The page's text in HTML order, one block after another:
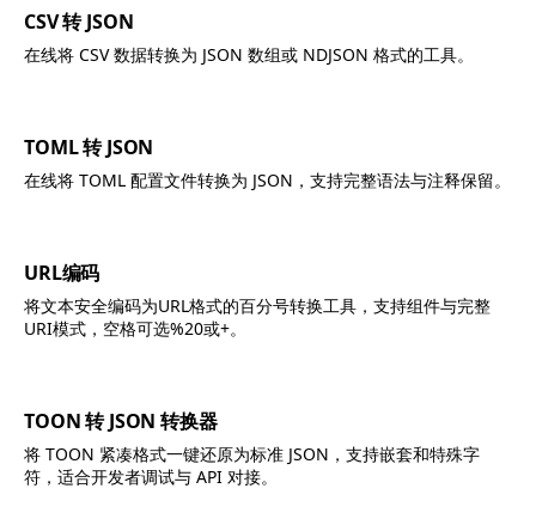
CSV 转 JSON
在线将 CSV 数据转换为 JSON 数组或 NDJSON 格式的工具。
TOML 转 JSON
在线将 TOML 配置文件转换为 JSON，支持完整语法与注释保留。
URL编码
将文本安全编码为URL格式的百分号转换工具，支持组件与完整
URI模式，空格可选%20或+。
TOON 转 JSON 转换器
将 TOON 紧凑格式一键还原为标准 JSON，支持嵌套和特殊字
符，适合开发者调试与 API 对接。